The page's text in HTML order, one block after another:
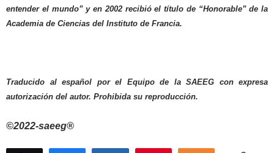
entender el mundo” y en 2002 recibió el título de “Honorable” de la
Academia de Ciencias del Instituto de Francia.
Traducido al español por el Equipo de la SAEEG con expresa
autorización del autor. Prohibida su reproducción.
©2022-saeeg®